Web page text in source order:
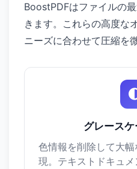
BoostPDFはファイルの
きます。これらの高度な
ニーズに合わせて圧縮を
グレース
色情報を削除して大
現。テキストドキュ